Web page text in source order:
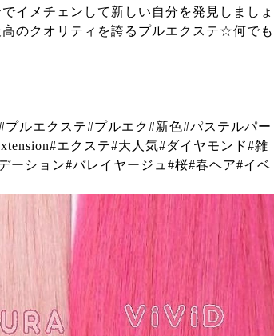
イメチェンして新しい自分を発見しましょ
のクオリティを誇るプルエクステ☆何でも
ルエクステ#プルエク#新色#パステルパー
エクステ#大人気#ダイヤモンド#雑
ーション#バレイヤージュ#桜#春ヘア#イベ